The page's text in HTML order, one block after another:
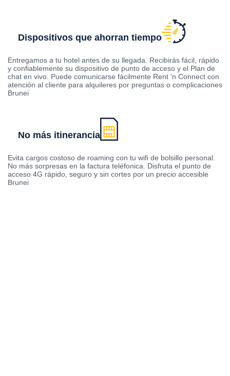
Dispositivos que ahorran tiempo
Entregamos a tu hotel antes de su llegada. Recibirás fácil, rápido
y confiablemente su dispositivo de punto de acceso y el Plan de
chat en vivo. Puede comunicarse fácilmente Rent ‘n Connect con
atención al cliente para alquileres por preguntas o complicaciones
Brunei
No más itinerancia
Evita cargos costoso de roaming con tu wifi de bolsillo personal.
No más sorpresas en la factura teléfonica. Disfruta el punto de
acceso 4G rápido, seguro y sin cortes por un precio accesible
Brunei